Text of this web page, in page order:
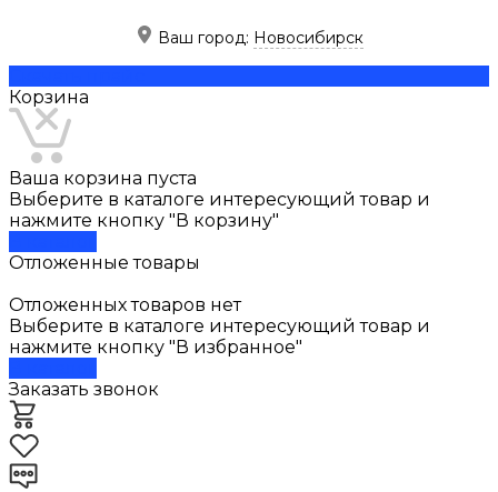
Ваш город: Новосибирск
Корзина
Ваша корзина пуста
Выберите в каталоге интересующий товар и
нажмите кнопку "В корзину"
Отложенные товары
Отложенных товаров нет
Выберите в каталоге интересующий товар и
нажмите кнопку "В избранное"
Заказать звонок